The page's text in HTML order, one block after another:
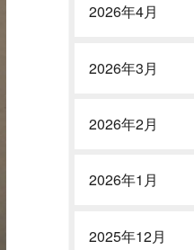
2026年4月
2026年3月
2026年2月
2026年1月
2025年12月